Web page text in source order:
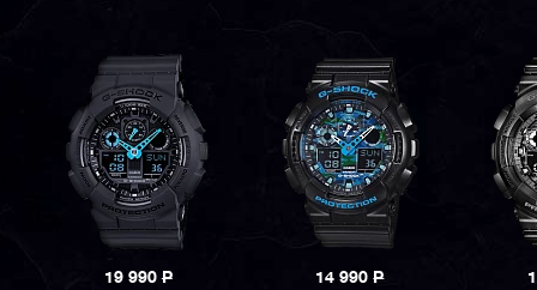
19 990P 14 990P